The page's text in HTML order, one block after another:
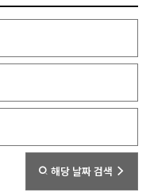
해당 날짜 검색